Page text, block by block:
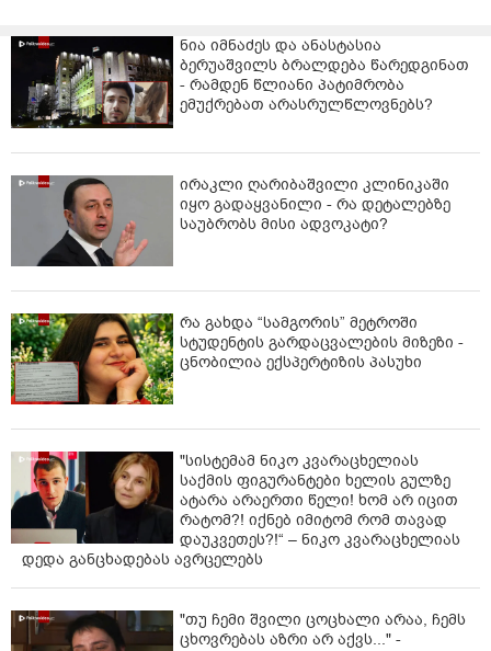
მართალია: მან რუსული უნდა ისწავლოს, ეს შეიძლება
ციმბირის ბანაკში გამოადგეს", - დაწერა მედვედევმა.
შეგახსენებთ, ნატო-ს გენერალურმა მდივანმა მარკ
რუტემ განაცხადა, რომ ჩინეთმა შესაძლოა, რუსეთს
ჩინეთი ტაივანზე თავდასხმას დააპირებს.
ნია იმნაძეს და ანასტასია
ბერუაშვილს ბრალდება წარედგინათ
- რამდენ წლიანი პატიმრობა
ემუქრებათ არასრულწლოვნებს?
ირაკლი ღარიბაშვილი კლინიკაში
იყო გადაყვანილი - რა დეტალებზე
საუბრობს მისი ადვოკატი?
რა გახდა “სამგორის” მეტროში
სტუდენტის გარდაცვალების მიზეზი -
ცნობილია ექსპერტიზის პასუხი
"სისტემამ ნიკო კვარაცხელიას
საქმის ფიგურანტები ხელის გულზე
ატარა არაერთი წელი! ხომ არ იცით
რატომ?! იქნებ იმიტომ რომ თავად
დაუკვეთეს?!“ – ნიკო კვარაცხელიას
დედა განცხადებას ავრცელებს
"თუ ჩემი შვილი ცოცხალი არაა, ჩემს
ცხოვრებას აზრი არ აქვს..." -